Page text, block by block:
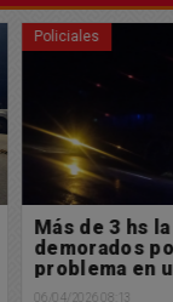
Policiales
Más de 3 hs la
demorados por
problema en un
colectivo
06/04/2026 08:13